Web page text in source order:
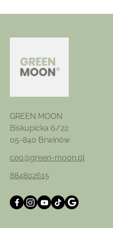
GREEN MOON
Biskupicka 6/22
05-840 Brwinów
ceo@green-moon.pl
884802615